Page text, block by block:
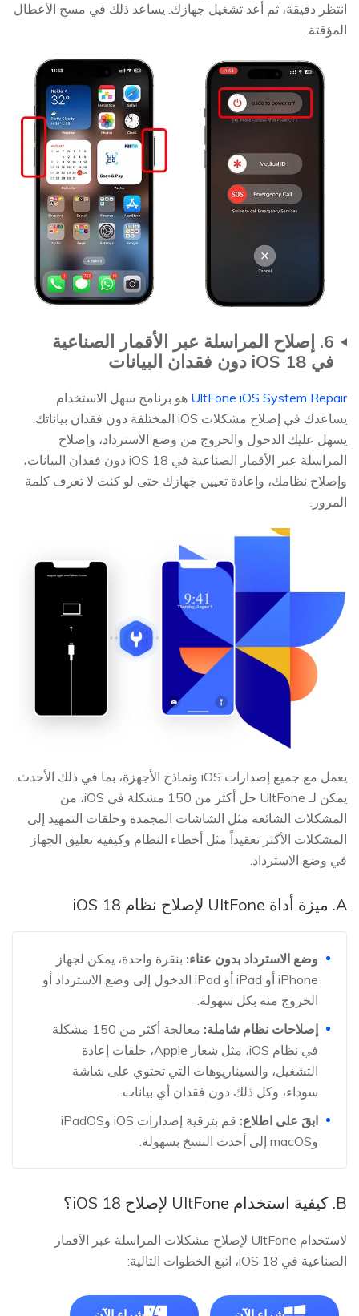
انتظر دقيقة، ثم أعد تشغيل جهازك. يساعد ذلك في مسح الأعطال
المؤقتة.
6. إصلاح المراسلة عبر الأقمار الصناعية
في iOS 18 دون فقدان البيانات
UltFone iOS System Repair هو برنامج سهل الاستخدام
يساعدك في إصلاح مشكلات iOS المختلفة دون فقدان بياناتك.
يسهل عليك الدخول والخروج من وضع الاسترداد، وإصلاح
المراسلة عبر الأقمار الصناعية في iOS 18 دون فقدان البيانات،
وإصلاح نظامك، وإعادة تعيين جهازك حتى لو كنت لا تعرف كلمة
المرور.
يعمل مع جميع إصدارات iOS ونماذج الأجهزة، بما في ذلك الأحدث.
يمكن لـ UltFone حل أكثر من 150 مشكلة في iOS، من
المشكلات الشائعة مثل الشاشات المجمدة وحلقات التمهيد إلى
المشكلات الأكثر تعقيداً مثل أخطاء النظام وكيفية تعليق الجهاز
في وضع الاسترداد.
A. ميزة أداة UltFone لإصلاح نظام iOS 18
وضع الاسترداد بدون عناء: بنقرة واحدة، يمكن لجهاز
iPhone أو iPad أو iPod الدخول إلى وضع الاسترداد أو
الخروج منه بكل سهولة.
إصلاحات نظام شاملة:
معالجة أكثر من 150 مشكلة
في نظام iOS، مثل شعار Apple، حلقات إعادة
التشغيل، والسيناريوهات التي تحتوي على شاشة
سوداء، وكل ذلك دون فقدان أي بيانات.
ابقَ على اطلاع:
قم بترقية إصدارات iOS وiPadOS
وmacOS إلى أحدث النسخ بسهولة.
B. كيفية استخدام UltFone لإصلاح iOS 18؟
لاستخدام UltFone لإصلاح مشكلات المراسلة عبر الأقمار
الصناعية في iOS 18، اتبع الخطوات التالية: